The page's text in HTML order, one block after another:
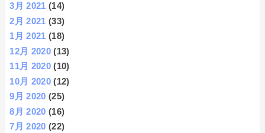
3月 2021 (14)
2月 2021 (33)
1月 2021 (18)
12月 2020 (13)
11月 2020 (10)
10月 2020 (12)
9月 2020 (25)
8月 2020 (16)
7月 2020 (22)